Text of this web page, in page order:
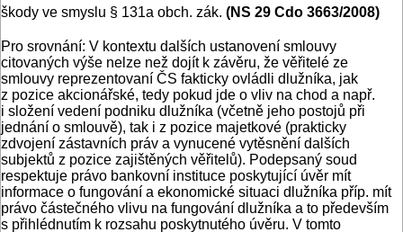
škody ve smyslu § 131a obch. zák. (NS 29 Cdo 3663/2008)
Pro srovnání: V kontextu dalších ustanovení smlouvy
citovaných výše nelze než dojít k závěru, že věřitelé ze
smlouvy reprezentovaní ČS fakticky ovládli dlužníka, jak
z pozice akcionářské, tedy pokud jde o vliv na chod a např.
i složení vedení podniku dlužníka (včetně jeho postojů při
jednání o smlouvě), tak i z pozice majetkové (prakticky
zdvojení zástavních práv a vynucené vytěsnění dalších
subjektů z pozice zajištěných věřitelů). Podepsaný soud
respektuje právo bankovní instituce poskytující úvěr mít
informace o fungování a ekonomické situaci dlužníka příp. mít
právo částečného vlivu na fungování dlužníka a to především
s přihlédnutím k rozsahu poskytnutého úvěru. V tomto